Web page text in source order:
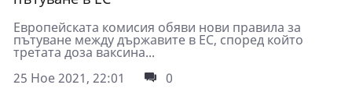
Европейската комисия обяви нови правила за
пътуване между държавите в ЕС, според който
третата доза ваксина...
25 Ное 2021, 22:01
0